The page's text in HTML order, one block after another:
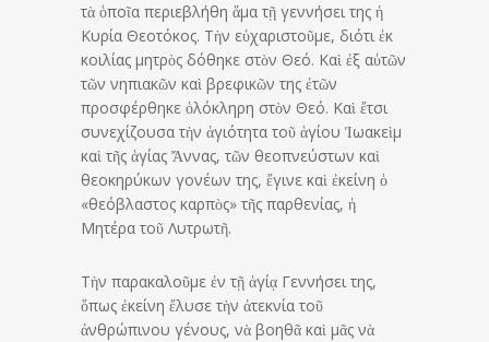
τὰ ὁποῖα περιεβλήθη ἅμα τῇ γεννήσει της ἡ
Κυρία Θεοτόκος. Τὴν εὐχαριστοῦμε, διότι ἐκ
κοιλίας μητρὸς δόθηκε στὸν Θεό. Καὶ ἐξ αὐτῶν
τῶν νηπιακῶν καὶ βρεφικῶν της ἐτῶν
προσφέρθηκε ὁλόκληρη στὸν Θεό. Καὶ ἔτσι
συνεχίζουσα τὴν ἁγιότητα τοῦ ἁγίου Ἰωακεὶμ
καὶ τῆς ἁγίας Ἄννας, τῶν θεοπνεύστων καὶ
θεοκηρύκων γονέων της, ἔγινε καὶ ἐκείνη ὁ
«θεόβλαστος καρπὸς» τῆς παρθενίας, ἡ
Μητέρα τοῦ Λυτρωτῆ.
Τὴν παρακαλοῦμε ἐν τῇ ἁγίᾳ Γεννήσει της,
ὅπως ἐκείνη ἔλυσε τὴν ἀτεκνία τοῦ
ἀνθρώπινου γένους, νὰ βοηθᾶ καὶ μᾶς νὰ